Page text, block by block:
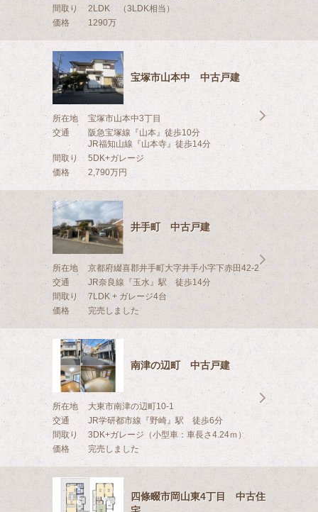
間取り
2LDK （3LDK相当）
価格
1290万
宝塚市山本中 中古戸建
所在地
宝塚市山本中3丁目
交通
阪急宝塚線『山本』徒歩10分
JR福知山線『山本寺』徒歩14分
間取り
5DK+ガレージ
価格
2,790万円
井手町 中古戸建
所在地
京都府綴喜郡井手町大字井手小字下赤田42-2
交通
JR奈良線『玉水』駅 徒歩14分
間取り
7LDK + ガレージ4台
価格
完売しました
南津の辺町 中古戸建
所在地
大東市南津の辺町10-1
交通
JR学研都市線『野崎』駅 徒歩6分
間取り
3DK+ガレージ（小型車：車長さ4.24ｍ）
価格
完売しました
四條畷市岡山東4丁目 中古住